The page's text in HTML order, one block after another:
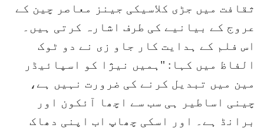
ثقافت میں جڑی کلاسیکی جینز معاصر چین کے
عروج کے بیانیے کی طرف اشارہ کرتی ہیں۔
اس فلم کے ہدایت کار جاو زی نے دو ٹوک
الفاظ میں کہا: "ہمیں نیژا کو اسپائیڈر
مین میں تبدیل کرنے کی ضرورت نہیں ہے،
چینی اساطیر ہی سب سے اچھا آئکون اور
برانڈ ہے۔ اور اسکی چھاپ اب اپنی دھاک